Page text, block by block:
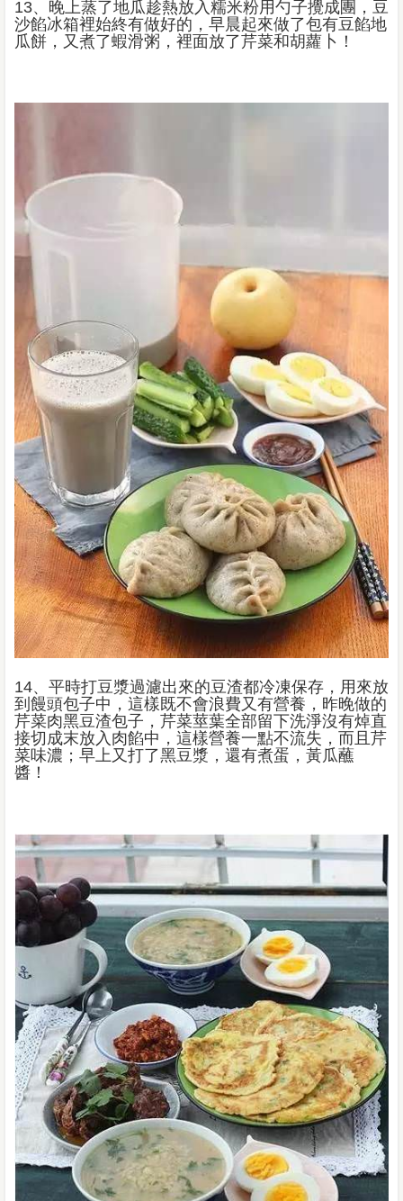
13、晚上蒸了地瓜趁熱放入糯米粉用勺子攪成團，豆
沙餡冰箱裡始終有做好的，早晨起來做了包有豆餡地
瓜餅，又煮了蝦滑粥，裡面放了芹菜和胡蘿卜！
14、平時打豆漿過濾出來的豆渣都冷凍保存，用來放
到饅頭包子中，這樣既不會浪費又有營養，昨晚做的
芹菜肉黑豆渣包子，芹菜莖葉全部留下洗淨沒有焯直
接切成末放入肉餡中，這樣營養一點不流失，而且芹
菜味濃；早上又打了黑豆漿，還有煮蛋，黃瓜蘸
醬！